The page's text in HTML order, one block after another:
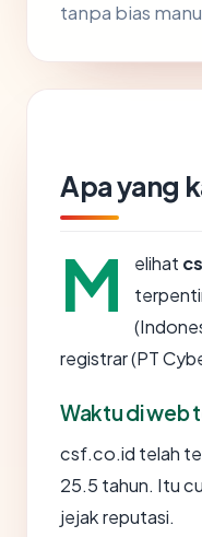
tanpa bias
Apa yang
M elihat
registrar (PT
Waktu di web
csf.co.id telah
25.5 tahun. Itu
jejak reputasi.